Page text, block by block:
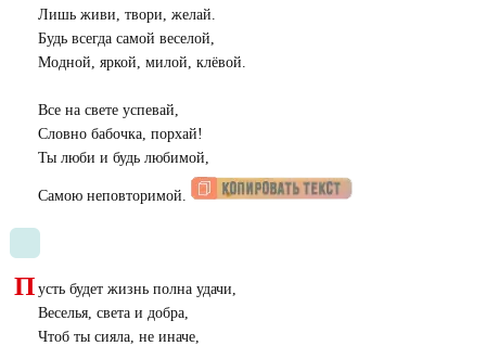
Лишь живи, твори, желай.
Будь всегда самой веселой,
Модной, яркой, милой, клёвой.
Все на свете успевай,
Словно бабочка, порхай!
Ты люби и будь любимой,
Самою неповторимой.
П усть будет жизнь полна удачи,
Веселья, света и добра,
Чтоб ты сияла, не иначе,